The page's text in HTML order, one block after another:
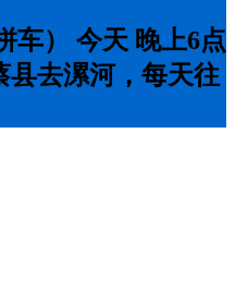
车） 今天 晚上6点
县去漯河，每天往